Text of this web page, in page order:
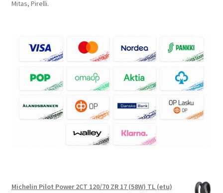
Mitas, Pirelli.
Michelin Pilot Power 2CT 120/70 ZR 17 (58W) TL (etu)